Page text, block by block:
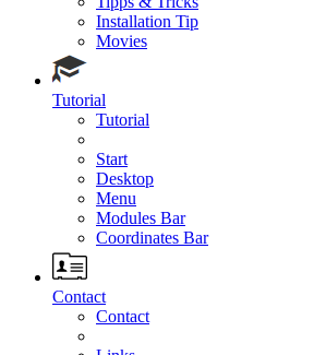
Installation Tip
Movies
Tutorial
Tutorial
Start
Desktop
Menu
Modules Bar
Coordinates Bar
Contact
Contact